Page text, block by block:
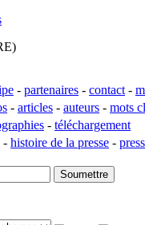
- partenaires - contact -
- articles - auteurs - mots
- téléchargement
- histoire de la presse -